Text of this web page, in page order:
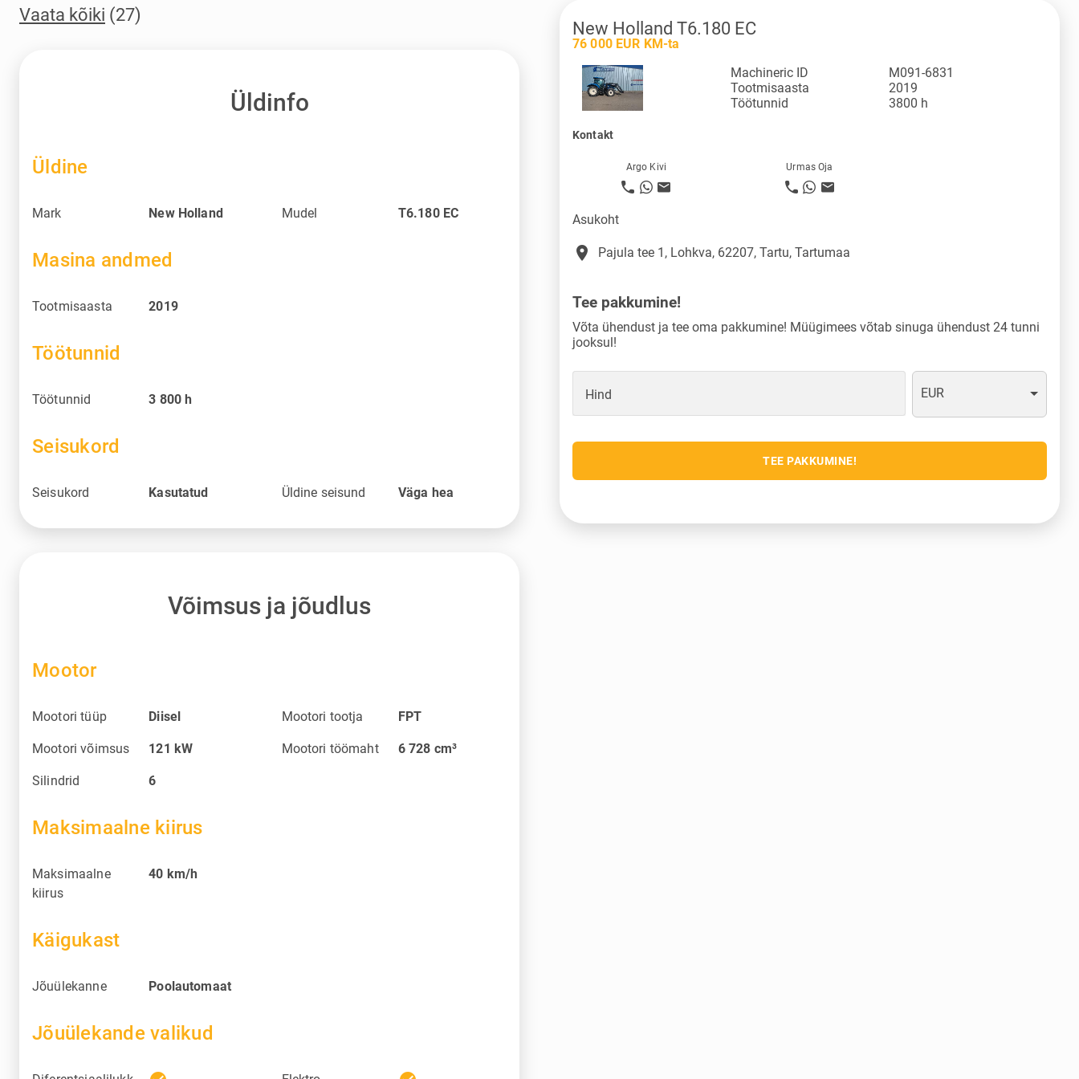
Vaata kõiki (27)
Üldinfo
Üldine
Mark New Holland Mudel T6.180 EC
Masina andmed
Tootmisaasta 2019
Töötunnid
Töötunnid 3 800 h
Seisukord
Seisukord Kasutatud Üldine seisund Väga hea
Võimsus ja jõudlus
Mootor
Mootori tüüp Diisel Mootori tootja FPT
Mootori võimsus 121 kW Mootori töömaht 6 728 cm³
Silindrid 6
Maksimaalne kiirus
Maksimaalne
kiirus
40 km/h
Käigukast
Jõuülekanne Poolautomaat
Jõuülekande valikud
New Holland T6.180 EC
76 000 EUR KM-ta
Machineric ID
M091-6831
Tootmisaasta
2019
Töötunnid
3800 h
Kontakt
Argo Kivi Urmas Oja
Asukoht
place Pajula tee 1, Lohkva, 62207, Tartu, Tartumaa
Tee pakkumine!
Võta ühendust ja tee oma pakkumine! Müügimees võtab sinuga ühendust 24 tunni
jooksul!
Hind EUR
TEE PAKKUMINE!